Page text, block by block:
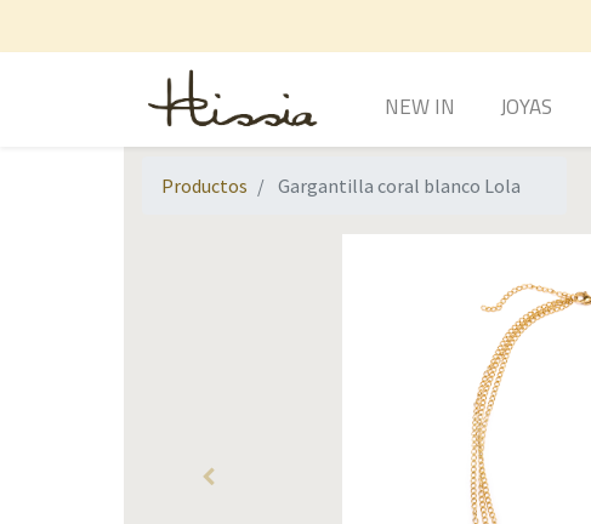
NEW IN JOYAS
Productos Gargantilla coral blanco Lola